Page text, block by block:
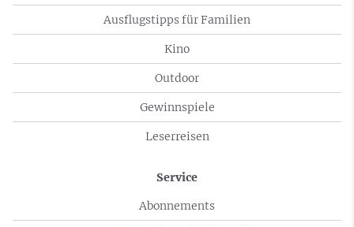
Ausflugstipps für Familien
Kino
Outdoor
Gewinnspiele
Leserreisen
Service
Abonnements